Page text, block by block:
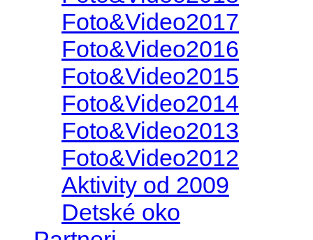
Foto&Video2017
Foto&Video2016
Foto&Video2015
Foto&Video2014
Foto&Video2013
Foto&Video2012
Aktivity od 2009
Detské oko